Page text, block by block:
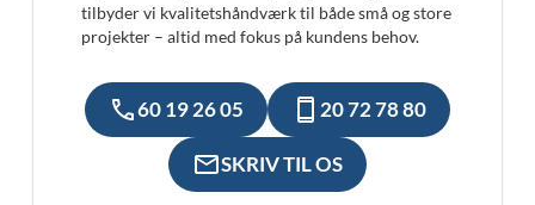
tilbyder vi kvalitetshåndværk til både små og store
projekter – altid med fokus på kundens behov.
60 19 26 05 20 72 78 80
SKRIV TIL OS